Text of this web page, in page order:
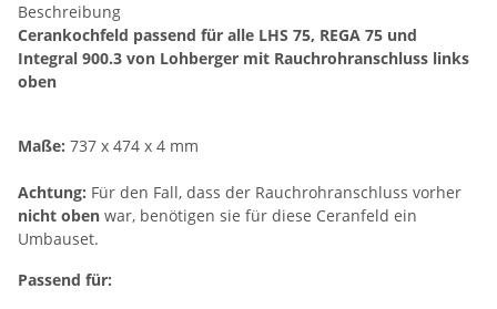
Beschreibung
Cerankochfeld passend für alle LHS 75, REGA 75 und
Integral 900.3 von Lohberger mit Rauchrohranschluss links
oben
Maße: 737 x 474 x 4 mm
Achtung: Für den Fall, dass der Rauchrohranschluss vorher
nicht oben war, benötigen sie für diese Ceranfeld ein
Umbauset.
Passend für: